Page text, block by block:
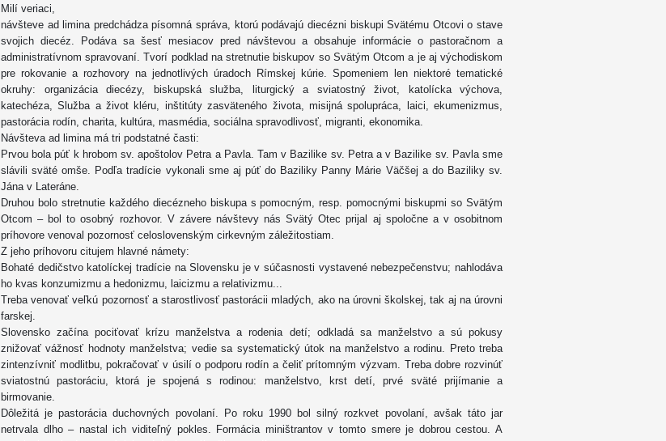
Milí veriaci,
návšteve ad limina predchádza písomná správa, ktorú podávajú diecézni biskupi Svätému Otcovi o stave
svojich diecéz. Podáva sa šesť mesiacov pred návštevou a obsahuje informácie o pastoračnom a
administratívnom spravovaní. Tvorí podklad na stretnutie biskupov so Svätým Otcom a je aj východiskom
pre rokovanie a rozhovory na jednotlivých úradoch Rímskej kúrie. Spomeniem len niektoré tematické
okruhy: organizácia diecézy, biskupská služba, liturgický a sviatostný život, katolícka výchova,
katechéza, Služba a život kléru, inštitúty zasväteného života, misijná spolupráca, laici, ekumenizmus,
pastorácia rodín, charita, kultúra, masmédia, sociálna spravodlivosť, migranti, ekonomika.
Návšteva ad limina má tri podstatné časti:
Prvou bola púť k hrobom sv. apoštolov Petra a Pavla. Tam v Bazilike sv. Petra a v Bazilike sv. Pavla sme
slávili sväté omše. Podľa tradície vykonali sme aj púť do Baziliky Panny Márie Väčšej a do Baziliky sv.
Jána v Lateráne.
Druhou bolo stretnutie každého diecézneho biskupa s pomocným, resp. pomocnými biskupmi so Svätým
Otcom – bol to osobný rozhovor. V závere návštevy nás Svätý Otec prijal aj spoločne a v osobitnom
príhovore venoval pozornosť celoslovenským cirkevným záležitostiam.
Z jeho príhovoru citujem hlavné námety:
Bohaté dedičstvo katolíckej tradície na Slovensku je v súčasnosti vystavené nebezpečenstvu; nahlodáva
ho kvas konzumizmu a hedonizmu, laicizmu a relativizmu...
Treba venovať veľkú pozornosť a starostlivosť pastorácii mladých, ako na úrovni školskej, tak aj na úrovni
farskej.
Slovensko začína pociťovať krízu manželstva a rodenia detí; odkladá sa manželstvo a sú pokusy
znižovať vážnosť hodnoty manželstva; vedie sa systematický útok na manželstvo a rodinu. Preto treba
zintenzívniť modlitbu, pokračovať v úsilí o podporu rodín a čeliť prítomným výzvam. Treba dobre rozvinúť
sviatostnú pastoráciu, ktorá je spojená s rodinou: manželstvo, krst detí, prvé sväté prijímanie a
birmovanie.
Dôležitá je pastorácia duchovných povolaní. Po roku 1990 bol silný rozkvet povolaní, avšak táto jar
netrvala dlho – nastal ich viditeľný pokles. Formácia miništrantov v tomto smere je dobrou cestou. A